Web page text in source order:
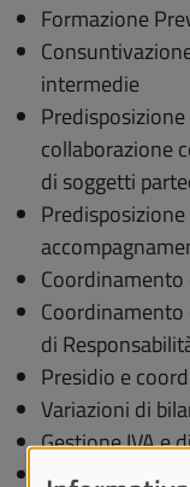
Formazione
intermedie
collaborazione
di soggetti
di
Presidio e
Variazioni di
Gestione IVA e
Gestione